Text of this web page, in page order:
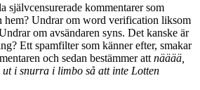
självcensurerade kommentarer som
hem? Undrar om word verification liksom
om avsändaren syns. Det kanske är
Ett spamfilter som känner efter, smakar
och sedan bestämmer att nääää,
ut i snurra i limbo så att inte Lotten